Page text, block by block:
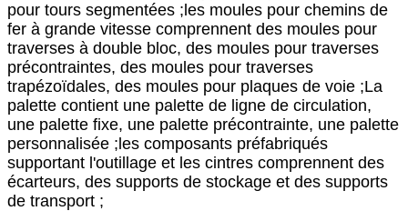
pour tours segmentées ;les moules pour chemins de
fer à grande vitesse comprennent des moules pour
traverses à double bloc, des moules pour traverses
précontraintes, des moules pour traverses
trapézoïdales, des moules pour plaques de voie ;La
palette contient une palette de ligne de circulation,
une palette fixe, une palette précontrainte, une palette
personnalisée ;les composants préfabriqués
supportant l'outillage et les cintres comprennent des
écarteurs, des supports de stockage et des supports
de transport ;